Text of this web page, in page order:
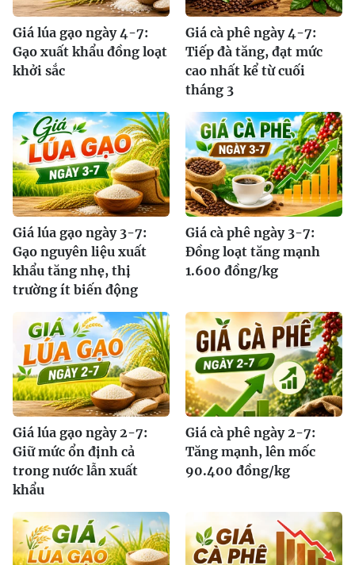
Giá lúa gạo ngày 4-7:
Gạo xuất khẩu đồng loạt
khởi sắc
Giá cà phê ngày 4-7:
Tiếp đà tăng, đạt mức
cao nhất kể từ cuối
tháng 3
Giá lúa gạo ngày 3-7:
Gạo nguyên liệu xuất
khẩu tăng nhẹ, thị
trường ít biến động
Giá cà phê ngày 3-7:
Đồng loạt tăng mạnh
1.600 đồng/kg
Giá lúa gạo ngày 2-7:
Giữ mức ổn định cả
trong nước lẫn xuất
khẩu
Giá cà phê ngày 2-7:
Tăng mạnh, lên mốc
90.400 đồng/kg